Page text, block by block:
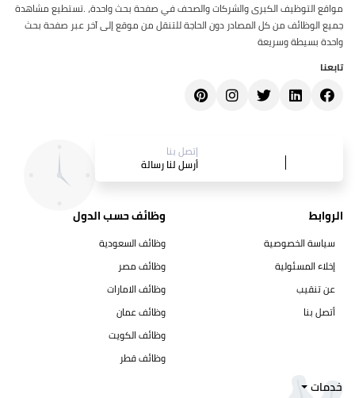
مواقع التوظيف الكبرى والشركات والصحف في صفحة بحث واحدة، .تستطيع مشاهدة
جميع الوظائف من كل المصادر دون الحاجة للتنقل من موقع إلى آخر عبر صفحة بحث
واحدة بسيطة وسريعة
تابعنا
إتصل بنا
أرسل لنا رسالة
الروابط
سياسة الخصوصية
إخلاء المسئولية
عن تنقيب
أتصل بنا
وظائف حسب الدول
وظائف السعودية
وظائف مصر
وظائف الامارات
وظائف عمان
وظائف الكويت
وظائف قطر
خدمات